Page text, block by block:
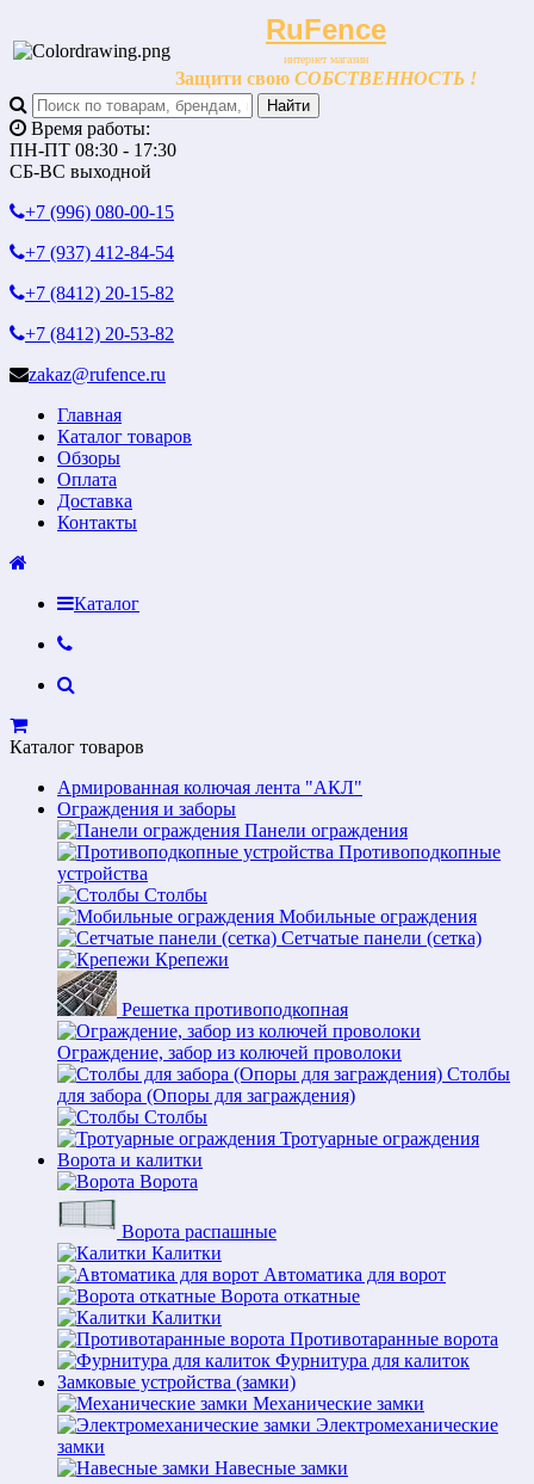
RuFence
интернет магазин
Защити свою СОБСТВЕННОСТЬ !
Время работы:
ПН-ПТ 08:30 - 17:30
СБ-ВС выходной
+7 (996) 080-00-15
+7 (937) 412-84-54
+7 (8412) 20-15-82
+7 (8412) 20-53-82
zakaz@rufence.ru
Главная
Каталог товаров
Обзоры
Оплата
Доставка
Контакты
Каталог
Каталог товаров
Армированная колючая лента "АКЛ"
Ограждения и заборы
Панели ограждения
Противоподкопные
устройства
Столбы
Мобильные ограждения
Сетчатые панели (сетка)
Крепежи
Решетка противоподкопная
Ограждение, забор из колючей проволоки
Столбы
для забора (Опоры для заграждения)
Столбы
Тротуарные ограждения
Ворота и калитки
Ворота
Ворота распашные
Калитки
Автоматика для ворот
Ворота откатные
Калитки
Противотаранные ворота
Фурнитура для калиток
Замковые устройства (замки)
Механические замки
Электромеханические
замки
Навесные замки